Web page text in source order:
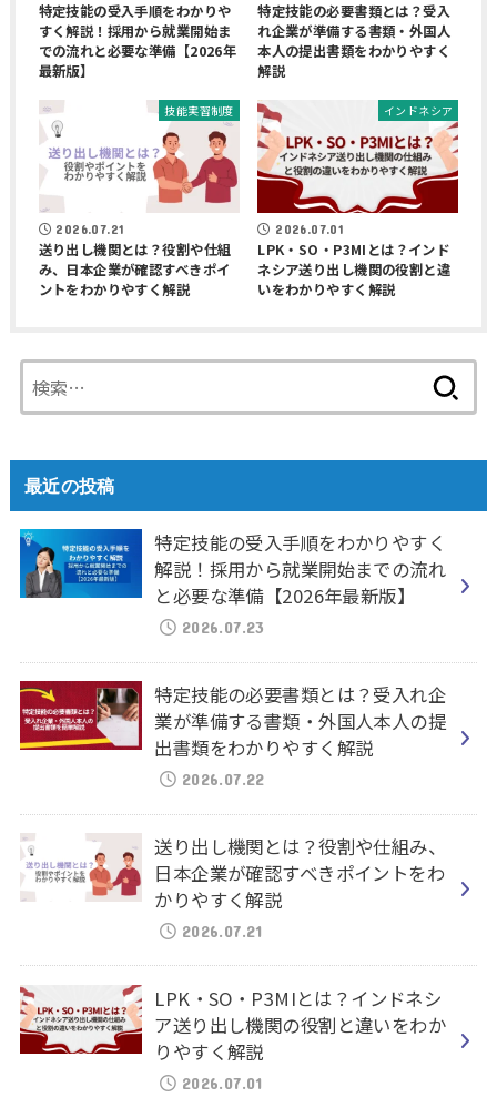
特定技能の受入手順をわかりや
すく解説！採用から就業開始ま
での流れと必要な準備【2026年
最新版】
特定技能の必要書類とは？受入
れ企業が準備する書類・外国人
本人の提出書類をわかりやすく
解説
技能実習制度
2026.07.21
送り出し機関とは？役割や仕組
み、日本企業が確認すべきポイ
ントをわかりやすく解説
インドネシア
2026.07.01
LPK・SO・P3MIとは？インド
ネシア送り出し機関の役割と違
いをわかりやすく解説
索:
最近の投稿
特定技能の受入手順をわかりやすく
解説！採用から就業開始までの流れ
と必要な準備【2026年最新版】
2026.07.23
特定技能の必要書類とは？受入れ企
業が準備する書類・外国人本人の提
出書類をわかりやすく解説
2026.07.22
送り出し機関とは？役割や仕組み、
日本企業が確認すべきポイントをわ
かりやすく解説
2026.07.21
LPK・SO・P3MIとは？インドネシ
ア送り出し機関の役割と違いをわか
りやすく解説
2026.07.01